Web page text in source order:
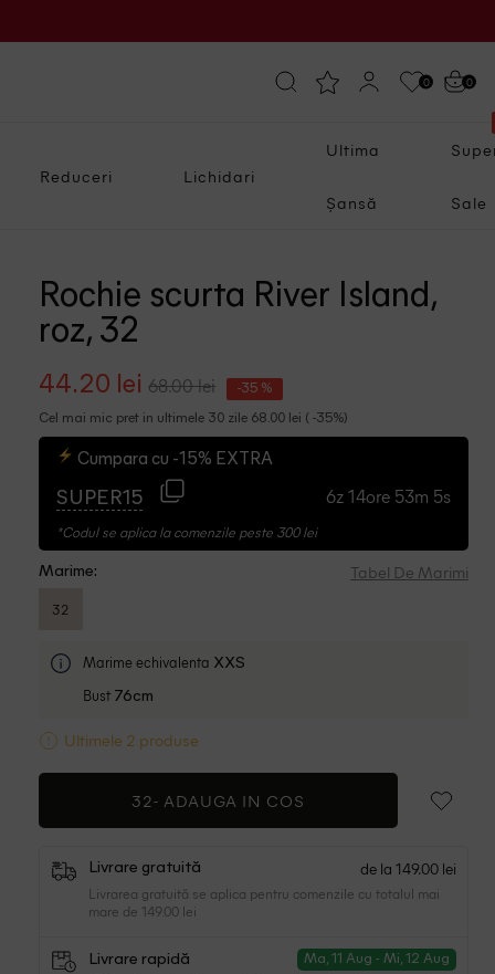
0 0
Reduceri Lichidari
Ultima
Șansă Sale
Rochie scurta River Island,
roz, 32
44.20 lei 68.00 lei -35 %
Cel mai mic pret in ultimele 30 zile 68.00 lei ( -35%)
Cumpara cu -15% EXTRA
SUPER15 6z 14ore 53m 4s
*Codul se aplica la comenzile peste 300 lei
Marime: Tabel De Marimi
32
Marime echivalenta XXS
Bust 76cm
Ultimele 2 produse
32- ADAUGA IN COS
Livrare gratuită de la 149.00 lei
Livrarea gratuită se aplica pentru comenzile cu totalul mai
mare de 149.00 lei
Livrare rapidă Ma, 11 Aug - Mi, 12 Aug